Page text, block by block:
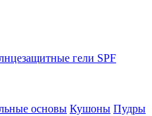
гели SPF
основы Кушоны Пудры